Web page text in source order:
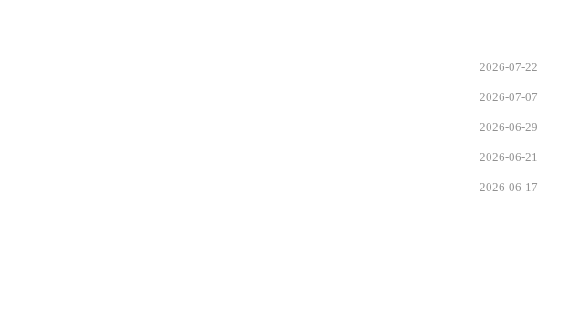
2026-07-22
2026-07-07
2026-06-29
2026-06-21
2026-06-17